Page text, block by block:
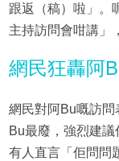
跟返（稿）啦」。
主持訪問會咁講」
網民狂轟阿
網民對阿Bu嘅訪
Bu最廢，強烈建
有人直言「佢問問